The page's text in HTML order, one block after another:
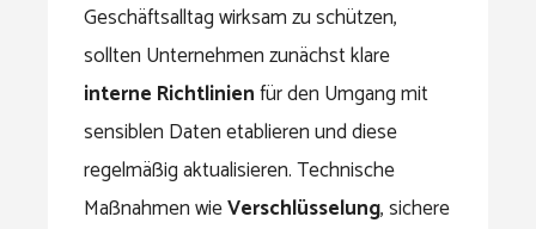
Geschäftsalltag wirksam zu schützen,
sollten Unternehmen zunächst klare
interne Richtlinienfür den Umgang mit
sensiblen Daten etablieren und diese
regelmäßig aktualisieren. Technische
Maßnahmen wieVerschlüsselung, sichere